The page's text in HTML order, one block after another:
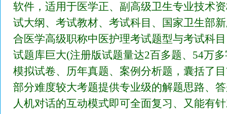
软件，适用于医学正、副高级卫生专业技术
试大纲、考试教材、考试科目、国家卫生部
合医学高级职称中医护理考试题型与考试科
试题库巨大(注册版试题量达2百多题、54万
模拟试卷、历年真题、案例分析题，囊括了
部分难度较大考题提供专业级的解题思路、
人机对话的互动模式即可全面复习、又能有